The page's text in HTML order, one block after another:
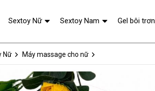
Nữ Máy massage cho nữ
Sextoy Nữ Sextoy Nam Gel bôi trơn